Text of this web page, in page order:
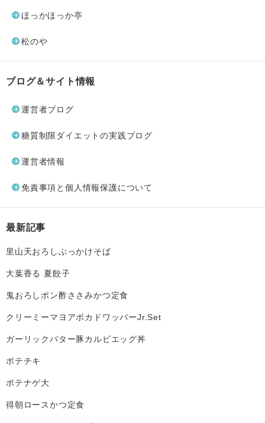
ほっかほっか亭
松のや
ブログ＆サイト情報
運営者ブログ
糖質制限ダイエットの実践ブログ
運営者情報
免責事項と個人情報保護について
最新記事
里山天おろしぶっかけそば
大葉香る 夏餃子
鬼おろしポン酢ささみかつ定食
クリーミーマヨアボカドワッパーJr.Set
ガーリックバター豚カルビエッグ丼
ポテチキ
ポテナゲ大
得朝ロースかつ定食